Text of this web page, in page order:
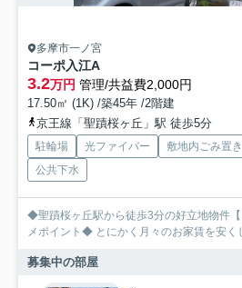
多摩市一ノ宮
コーポ入江A
3.2万円 管理/共益費2,000円
17.50㎡ (1K) /築45年 /2階建
京王線「聖蹟桜ヶ丘」駅 徒歩5分
駐輪場 光ファイバー 敷地内ごみ置
公共下水
◆聖蹟桜ヶ丘駅から徒歩3分の好立地物件【コー
メポイント◆ とにかく月々のお家賃を安く
募集中の部屋